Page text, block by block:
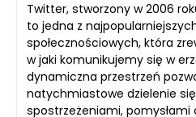
Twitter, stworzony w 2006
to jedna z
społecznościowych, która
w jaki komunikujemy się w
dynamiczna przestrzeń
natychmiastowe dzielenie
spostrzeżeniami, pomysłami